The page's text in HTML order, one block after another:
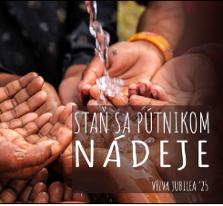
centrum
Banská Bystrica